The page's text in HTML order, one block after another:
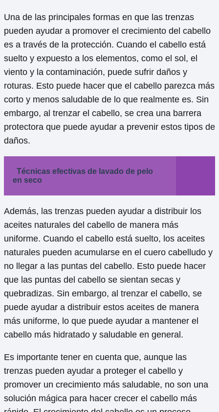
Una de las principales formas en que las trenzas
pueden ayudar a promover el crecimiento del cabello
es a través de la protección. Cuando el cabello está
suelto y expuesto a los elementos, como el sol, el
viento y la contaminación, puede sufrir daños y
roturas. Esto puede hacer que el cabello parezca más
corto y menos saludable de lo que realmente es. Sin
embargo, al trenzar el cabello, se crea una barrera
protectora que puede ayudar a prevenir estos tipos de
daños.
Técnicas efectivas de lavado de pelo
en seco
Además, las trenzas pueden ayudar a distribuir los
aceites naturales del cabello de manera más
uniforme. Cuando el cabello está suelto, los aceites
naturales pueden acumularse en el cuero cabelludo y
no llegar a las puntas del cabello. Esto puede hacer
que las puntas del cabello se sientan secas y
quebradizas. Sin embargo, al trenzar el cabello, se
puede ayudar a distribuir estos aceites de manera
más uniforme, lo que puede ayudar a mantener el
cabello más hidratado y saludable en general.
Es importante tener en cuenta que, aunque las
trenzas pueden ayudar a proteger el cabello y
promover un crecimiento más saludable, no son una
solución mágica para hacer crecer el cabello más